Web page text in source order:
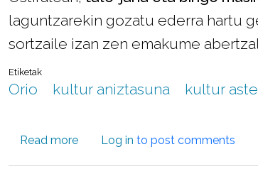
laguntzarekin gozatu ederra hartu
sortzaile izan zen emakume
Etiketak
Orio kultur aniztasuna kultur
Read moreabout Kultur astearen baitan
Log in to post comments